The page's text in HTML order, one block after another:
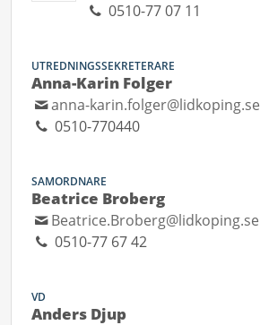
0510-77 07 11
UTREDNINGSSEKRETERARE
Anna-Karin Folger
anna-karin.folger@lidkoping.se
0510-770440
SAMORDNARE
Beatrice Broberg
Beatrice.Broberg@lidkoping.se
0510-77 67 42
VD
Anders Djup